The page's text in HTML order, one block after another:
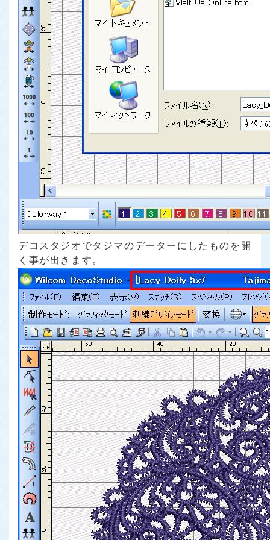
デコスタジオでタジマのデーターにしたものを開
く事が出きます。